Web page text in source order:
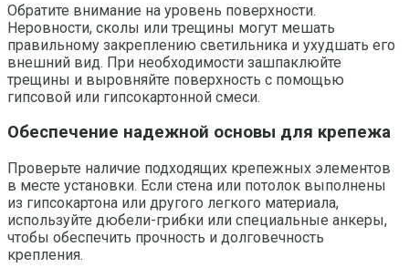
Обратите внимание на уровень поверхности.
Неровности, сколы или трещины могут мешать
правильному закреплению светильника и ухудшать его
внешний вид. При необходимости зашпаклюйте
трещины и выровняйте поверхность с помощью
гипсовой или гипсокартонной смеси.
Обеспечение надежной основы для крепежа
Проверьте наличие подходящих крепежных элементов
в месте установки. Если стена или потолок выполнены
из гипсокартона или другого легкого материала,
используйте дюбели-грибки или специальные анкеры,
чтобы обеспечить прочность и долговечность
крепления.